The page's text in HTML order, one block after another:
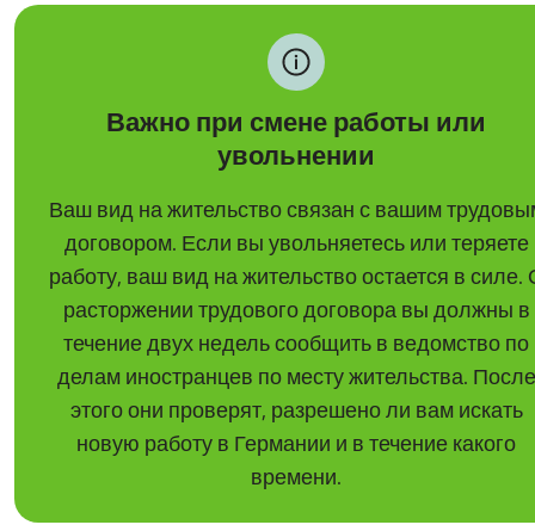
Важно при смене работы или
увольнении
Ваш вид на жительство связан с вашим
договором. Если вы увольняетесь или теряете
работу, ваш вид на жительство остается в силе.
расторжении трудового договора вы должны в
течение двух недель сообщить в ведомство по
делам иностранцев по месту жительства. После
этого они проверят, разрешено ли вам искать
новую работу в Германии и в течение какого
времени.